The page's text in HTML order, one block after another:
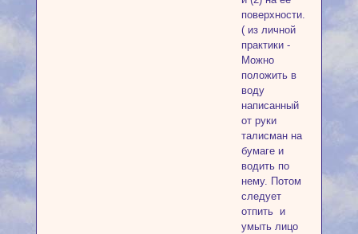
поверхности.
( из личной
практики -
Можно
положить в
воду
написанный
от руки
талисман на
бумаге и
водить по
нему. Потом
следует
отпить и
умыть лицо